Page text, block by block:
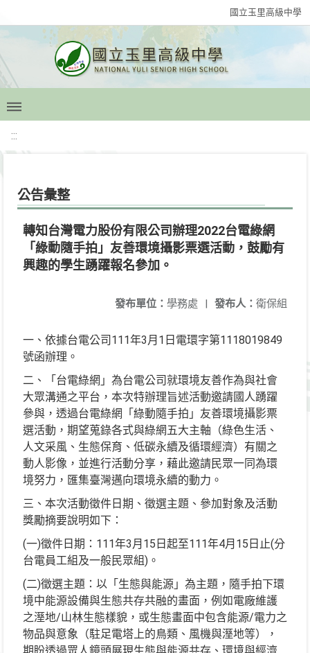
國立玉里高級中學
:::
公告彙整
轉知台灣電力股份有限公司辦理2022台電綠網
「綠動隨手拍」友善環境攝影票選活動，鼓勵有
興趣的學生踴躍報名參加。
發布人： 衛保組
發布單位： 學務處 |
一、依據台電公司111年3月1日電環字第1118019849
號函辦理。
二、「台電綠網」為台電公司就環境友善作為與社會
大眾溝通之平台，本次特辦理旨述活動邀請國人踴躍
參與，透過台電綠網「綠動隨手拍」友善環境攝影票
選活動，期望蒐錄各式與綠網五大主軸（綠色生活、
人文采風、生態保育、低碳永續及循環經濟）有關之
動人影像，並進行活動分享，藉此邀請民眾一同為環
境努力，匯集臺灣邁向環境永續的動力。
三、本次活動徵件日期、徵選主題、參加對象及活動
獎勵摘要說明如下：
(一)徵件日期：111年3月15日起至111年4月15日止(分
台電員工組及一般民眾組)。
(二)徵選主題：以「生態與能源」為主題，隨手拍下環
境中能源設備與生態共存共融的畫面，例如電廠維護
之溼地/山林生態樣貌，或生態畫面中包含能源/電力之
物品與意象（駐足電塔上的鳥類、風機與溼地等），